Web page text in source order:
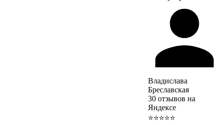
Владислава
Бреславская
30 отзывов на
Яндексе
⭐⭐⭐⭐⭐